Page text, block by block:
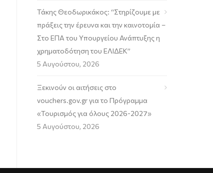
Τάκης Θεοδωρικάκος: “Στηρίζουμε με
πράξεις την έρευνα και την καινοτομία –
Στο ΕΠΑ του Υπουργείου Ανάπτυξης η
χρηματοδότηση του ΕΛΙΔΕΚ”
5 Αυγούστου, 2026
Ξεκινούν οι αιτήσεις στο
vouchers.gov.gr για το Πρόγραμμα
«Τουρισμός για όλους 2026-2027»
5 Αυγούστου, 2026